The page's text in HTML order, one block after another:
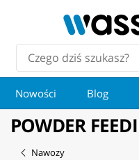
Nowości Blog
POWDER
Nawozy